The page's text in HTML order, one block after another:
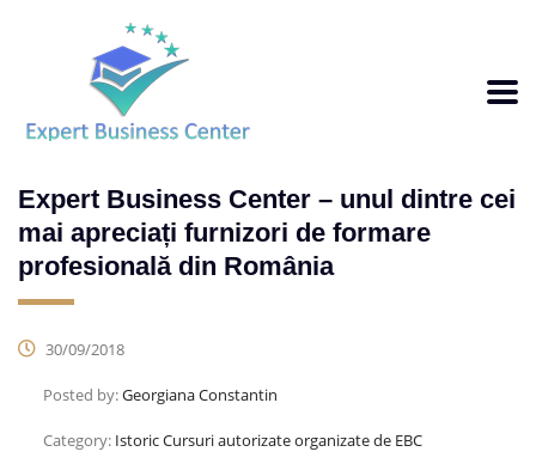
Expert Business Center – unul dintre cei
mai apreciați furnizori de formare
profesională din România
30/09/2018
Posted by:Georgiana Constantin
Category: Istoric Cursuri autorizate organizate de EBC